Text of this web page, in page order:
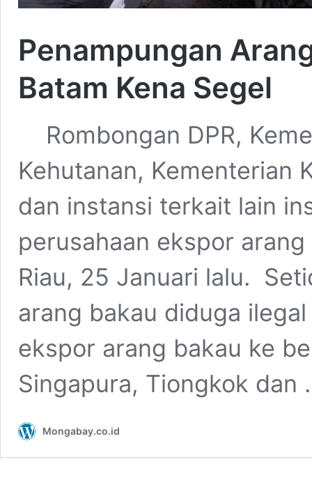
Penampungan
Batam Kena Segel
Rombongan DPR,
Kehutanan, Kementerian
dan instansi terkait lain
perusahaan ekspor
Riau, 25 Januari lalu.
arang bakau diduga
ekspor arang bakau ke
Singapura, Tiongkok
Mongabay.co.id